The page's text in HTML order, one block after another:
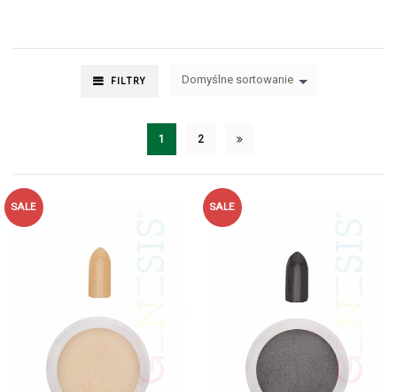
FILTRY Domyślne sortowanie
1 2
SALE SALE